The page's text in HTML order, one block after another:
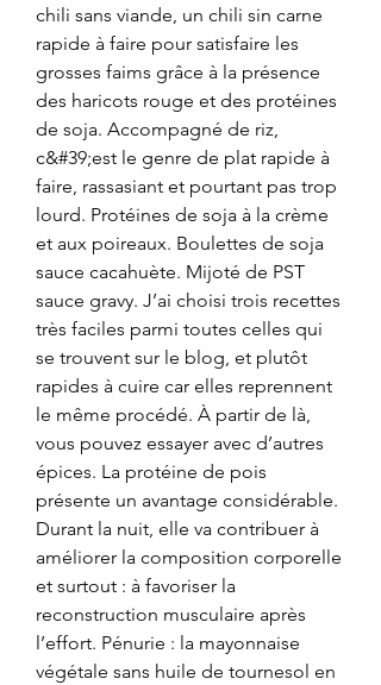
chili sans viande, un chili sin carne
rapide à faire pour satisfaire les
grosses faims grâce à la présence
des haricots rouge et des protéines
de soja. Accompagné de riz,
c&#39;est le genre de plat rapide à
faire, rassasiant et pourtant pas trop
lourd. Protéines de soja à la crème
et aux poireaux. Boulettes de soja
sauce cacahuète. Mijoté de PST
sauce gravy. J’ai choisi trois recettes
très faciles parmi toutes celles qui
se trouvent sur le blog, et plutôt
rapides à cuire car elles reprennent
le même procédé. À partir de là,
vous pouvez essayer avec d’autres
épices. La protéine de pois
présente un avantage considérable.
Durant la nuit, elle va contribuer à
améliorer la composition corporelle
et surtout : à favoriser la
reconstruction musculaire après
l’effort. Pénurie : la mayonnaise
végétale sans huile de tournesol en